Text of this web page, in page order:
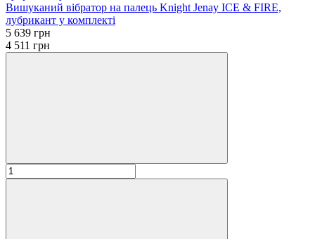
Вишуканий вібратор на палець Knight Jenay ICE & FIRE,
лубрикант у комплекті
5 639 грн
4 511 грн